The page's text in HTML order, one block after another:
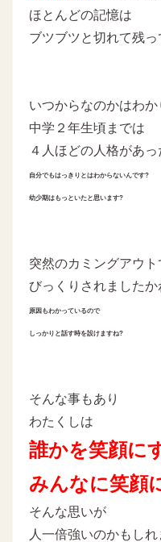
ほとんどの記憶は
ブツブツと切れて残
いつからなのかはわ
中学２年生頃までは
４人ほどの人格があ
自分でもはっきりとはわからないんです?
幼少期はもっといたと思います?
突然のカミングアウト
びっくりされましたか
原因もわかっているので
しっかりと話す時を設けますね?
そんな事もあり
わたくしは
誰かを笑顔に
みんなに笑顔
そんな思いが
人一倍強いのかもし